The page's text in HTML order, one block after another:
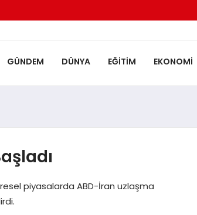
GÜNDEM DÜNYA EĞITIM EKONOMI
piyasalarda ABD-İran uzlaşma